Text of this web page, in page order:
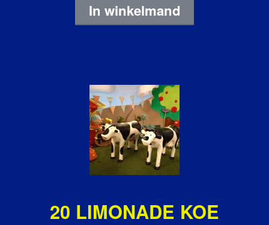
In winkelmand
20 LIMONADE KOE